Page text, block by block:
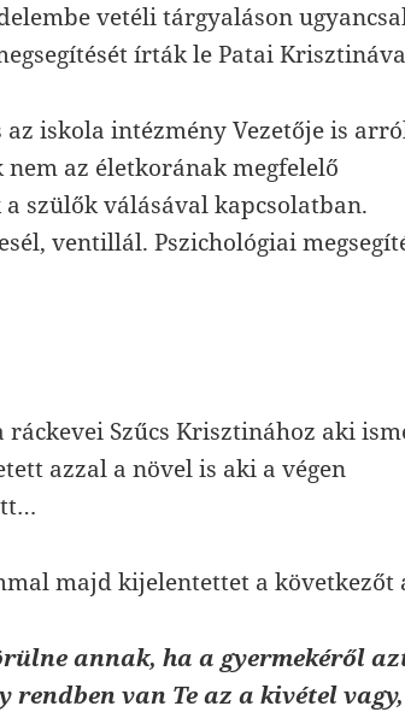
vetéli tárgyaláson
írták le Patai
az iskola intézmény Vezetője is
az életkorának megfelelő
szülők válásával kapcsolatban.
ventillál. Pszichológiai
ráckevei Szűcs Krisztinához aki
azzal a növel is aki a végen
majd kijelentettet a következőt
annak, ha a gyermekéről
rendben van Teaz a kivételvagy